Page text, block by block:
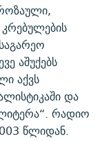
აშუქებს
აქვს
და
რადიო
წლიდან.